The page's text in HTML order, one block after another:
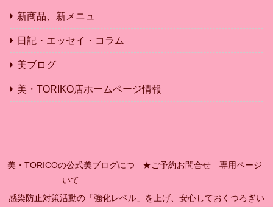
新商品、新メニュ
日記・エッセイ・コラム
美ブログ
美・TORIKO店ホームページ情報
美・TORICOの公式美ブログにつ
いて
★ご予約お問合せ 専用ページ
感染防止対策活動の「強化レベル」を上げ、安心しておくつろぎい